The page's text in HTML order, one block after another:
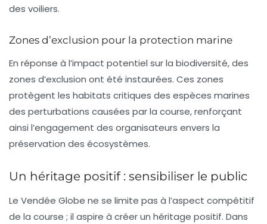
des voiliers.
Zones d’exclusion pour la protection marine
En réponse à l’impact potentiel sur la biodiversité, des
zones d’exclusion ont été instaurées. Ces zones
protègent les habitats critiques des espèces marines
des perturbations causées par la course, renforçant
ainsi l’engagement des organisateurs envers la
préservation des écosystèmes.
Un héritage positif : sensibiliser le public
Le Vendée Globe ne se limite pas à l’aspect compétitif
de la course ; il aspire à créer un héritage positif. Dans